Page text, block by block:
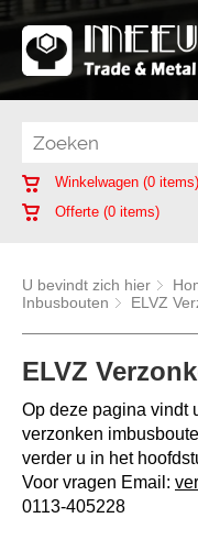
Winkelwagen (0 items)
Offerte (0 items)
U bevindt zich hier
Inbusbouten
ELVZ
ELVZ
Op deze pagina vindt
verzonken
verder u in het
Voor vragen Email:
0113-405228